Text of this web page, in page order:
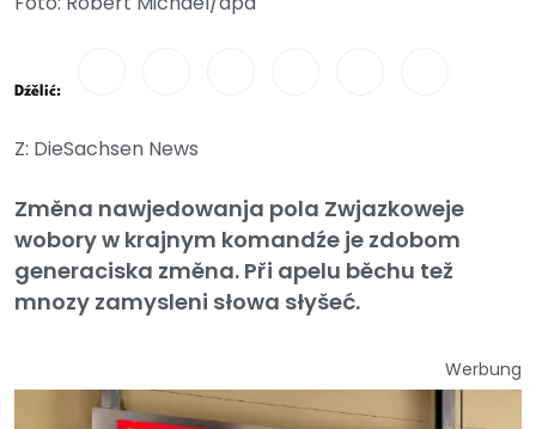
Dźělić:
Z: DieSachsen News
Změna nawjedowanja pola Zwjazkoweje
wobory w krajnym komandźe je zdobom
generaciska změna. Při apelu běchu tež
mnozy zamysleni słowa słyšeć.
Werbung